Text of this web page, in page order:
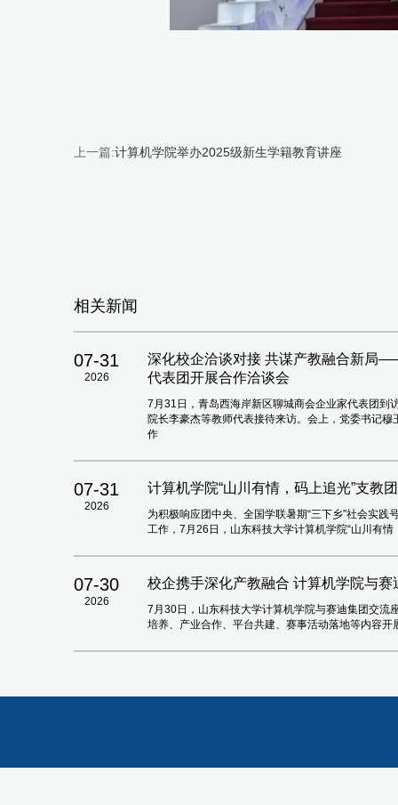
上一篇:计算机学院举办2025级新生学籍教育讲座
相关新闻
07-31
2026
深化校企洽谈对接 共谋产教融合新局
代表团开展合作洽谈会
7月31日，青岛西海岸新区聊城商会企业家代表团到
院长李豪杰等教师代表接待来访。会上，党委书记
作
07-31
2026
计算机学院“山川有情，码上追光”支教
为积极响应团中央、全国学联暑期“三下乡”社会实
工作，7月26日，山东科技大学计算机学院“山川有
07-30
2026
校企携手深化产教融合 计算机学院与
7月30日，山东科技大学计算机学院与赛迪集团交流
培养、产业合作、平台共建、赛事活动落地等内容